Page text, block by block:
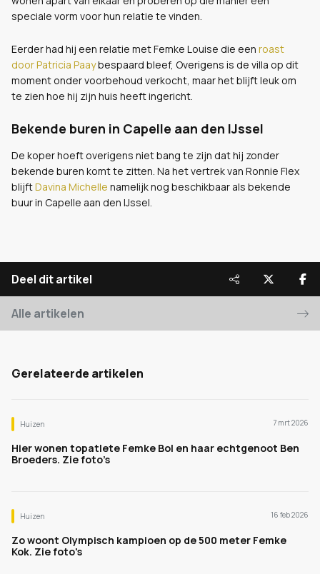
speciale vorm voor hun relatie te vinden.
Eerder had hij een relatie met Femke Louise die een roast
door Patricia Paaybespaard bleef, Overigens is de villa op dit
moment onder voorbehoud verkocht, maar het blijft leuk om
te zien hoe hij zijn huis heeft ingericht.
Bekende buren in Capelle aan den IJssel
De koper hoeft overigens niet bang te zijn dat hij zonder
bekende buren komt te zitten. Na het vertrek van Ronnie Flex
blijftDavina Michelle namelijk nog beschikbaar als bekende
buur in Capelle aan den IJssel.
Deel dit artikel
Alle artikelen
Gerelateerde artikelen
Huizen 7 mrt 2026
Hier wonen topatlete Femke Bol en haar echtgenoot Ben
Broeders. Zie foto’s
Huizen 16 feb 2026
Zo woont Olympisch kampioen op de 500 meter Femke
Kok. Zie foto's